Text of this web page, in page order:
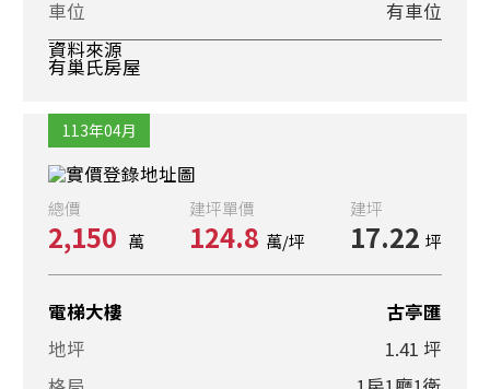
車位
有車位
資料來源
有巢氏房屋
113年04月
總價
2,150 萬
建坪單價
124.8 萬/坪
建坪
17.22 坪
電梯大樓
古亭匯
地坪
1.41 坪